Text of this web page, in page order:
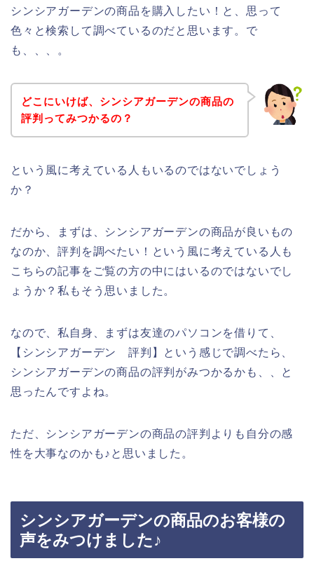
シンシアガーデンの商品を購入したい！と、思って
色々と検索して調べているのだと思います。で
も、、、。
どこにいけば、シンシアガーデンの商品の
評判ってみつかるの？
という風に考えている人もいるのではないでしょう
か？
だから、まずは、シンシアガーデンの商品が良いもの
なのか、評判を調べたい！という風に考えている人も
こちらの記事をご覧の方の中にはいるのではないでし
ょうか？私もそう思いました。
なので、私自身、まずは友達のパソコンを借りて、
【シンシアガーデン 評判】という感じで調べたら、
シンシアガーデンの商品の評判がみつかるかも、、と
思ったんですよね。
ただ、シンシアガーデンの商品の評判よりも自分の感
性を大事なのかも♪と思いました。
シンシアガーデンの商品のお客様の
声をみつけました♪